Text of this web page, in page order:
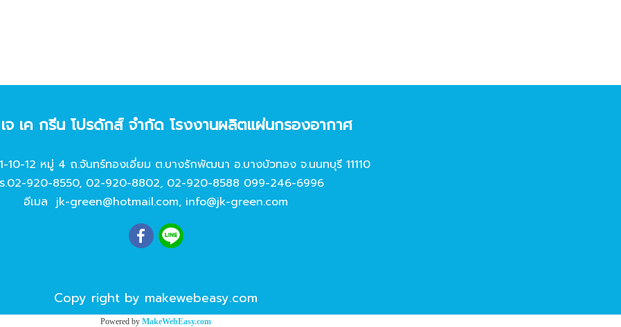
จ เค กรีน โปรดักส์ จํากัด โรงงานผลิตแผ่นกรองอากาศ
10-12 หมู่ 4 ถ.จันทร์ทองเอี่ยม ต.บางรักพัฒนา อ.บางบัวทอง จ.นนทบุรี 11110
.02-920-8550, 02-920-8802, 02-920-8588 099-246-6996
อีเมล jk-green@hotmail.com, info@jk-green.com
Copy right by makewebeasy.com
Powered by MakeWebEasy.com